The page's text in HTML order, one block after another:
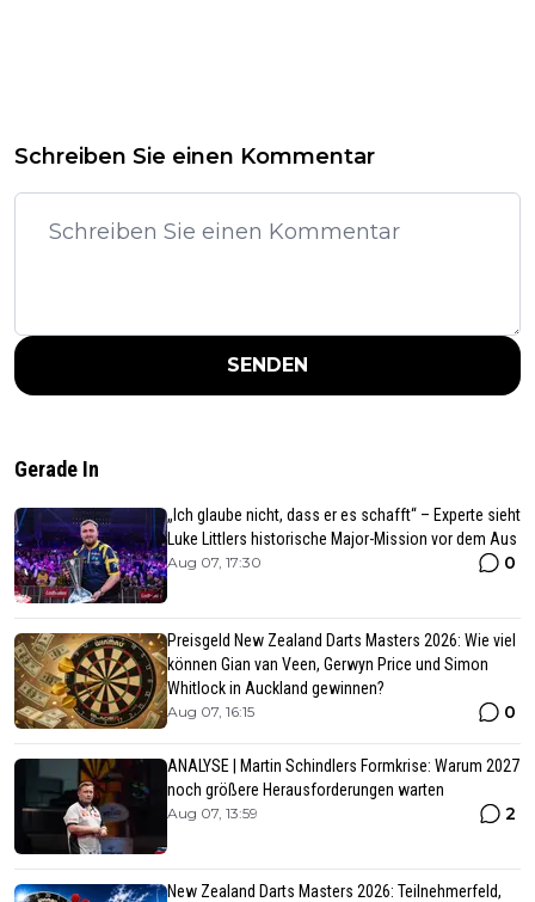
Schreiben Sie einen Kommentar
SENDEN
Gerade In
„Ich glaube nicht, dass er es schafft“ – Experte sieht
Luke Littlers historische Major-Mission vor dem Aus
Aug 07, 17:30 0
Preisgeld New Zealand Darts Masters 2026: Wie viel
können Gian van Veen, Gerwyn Price und Simon
Whitlock in Auckland gewinnen?
Aug 07, 16:15 0
ANALYSE | Martin Schindlers Formkrise: Warum 2027
noch größere Herausforderungen warten
Aug 07, 13:59 2
New Zealand Darts Masters 2026: Teilnehmerfeld,